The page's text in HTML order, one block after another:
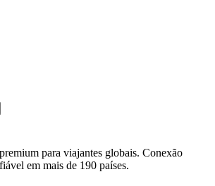
para viajantes globais. Conexão
em mais de 190 países.